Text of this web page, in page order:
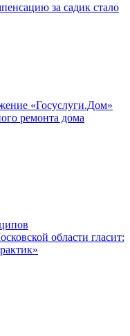
за садик стало
«Госуслуги.Дом»
ремонта дома
области гласит: